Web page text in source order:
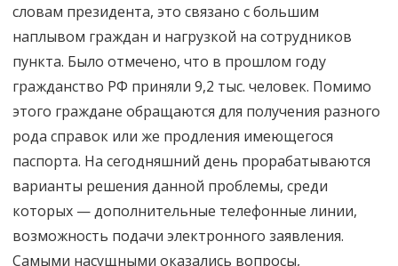
словам президента, это связано с большим
наплывом граждан и нагрузкой на сотрудников
пункта. Было отмечено, что в прошлом году
гражданство РФ приняли 9,2 тыс. человек. Помимо
этого граждане обращаются для получения разного
рода справок или же продления имеющегося
паспорта. На сегодняшний день прорабатываются
варианты решения данной проблемы, среди
которых — дополнительные телефонные линии,
возможность подачи электронного заявления.
Самыми насущными оказались вопросы,